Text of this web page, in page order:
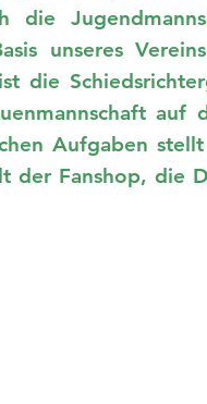
die
unseres
die
auf
Aufgaben
der Fanshop, die